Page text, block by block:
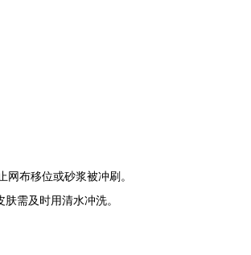
布移位或砂浆被冲刷。
需及时用清水冲洗。